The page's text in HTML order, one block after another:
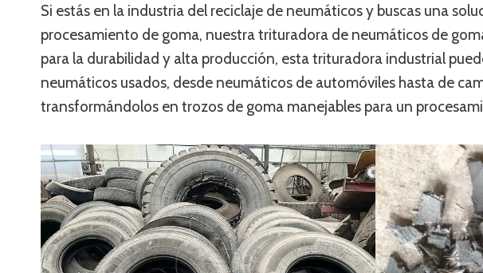
Si estás en la industria del reciclaje de neumáticos y buscas una
procesamiento de goma, nuestra trituradora de neumáticos de
para la durabilidad y alta producción, esta trituradora industrial
neumáticos usados, desde neumáticos de automóviles hasta de
transformándolos en trozos de goma manejables para un